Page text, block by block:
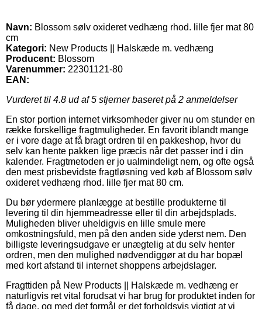
Navn: Blossom sølv oxideret vedhæng rhod. lille fjer mat 80
cm
Kategori: New Products || Halskæde m. vedhæng
Producent: Blossom
Varenummer: 22301121-80
EAN:
Vurderet til 4.8 ud af 5 stjerner baseret på 2 anmeldelser
En stor portion internet virksomheder giver nu om stunder en
række forskellige fragtmuligheder. En favorit iblandt mange
er i vore dage at få bragt ordren til en pakkeshop, hvor du
selv kan hente pakken lige præcis når det passer ind i din
kalender. Fragtmetoden er jo ualmindeligt nem, og ofte også
den mest prisbevidste fragtløsning ved køb af Blossom sølv
oxideret vedhæng rhod. lille fjer mat 80 cm.
Du bør ydermere planlægge at bestille produkterne til
levering til din hjemmeadresse eller til din arbejdsplads.
Muligheden bliver uheldigvis en lille smule mere
omkostningsfuld, men på den anden side yderst nem. Den
billigste leveringsudgave er unægtelig at du selv henter
ordren, men den mulighed nødvendiggør at du har bopæl
med kort afstand til internet shoppens arbejdslager.
Fragttiden på New Products || Halskæde m. vedhæng er
naturligvis ret vital forudsat vi har brug for produktet inden for
få dage, og med det formål er det forholdsvis vigtigt at vi